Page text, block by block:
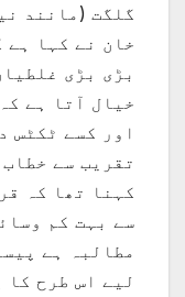
گلگت (مانند
خان نے کہا ہے
بڑی بڑی
خیال آتا ہے کہ
اور کسے ٹکٹس
تقریب سے خطاب
کہنا تھا کہ
سے بہت کم
مطالبہ ہے
لیے اس طرح کا